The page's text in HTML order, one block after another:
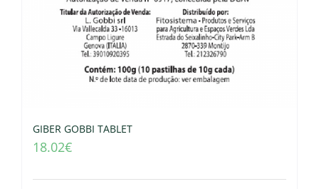
GIBER GOBBI TABLET
18.02€